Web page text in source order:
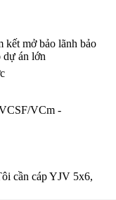
kết mở bảo lãnh bảo
dự án lớn
VCm -
cần cáp YJV 5x6,